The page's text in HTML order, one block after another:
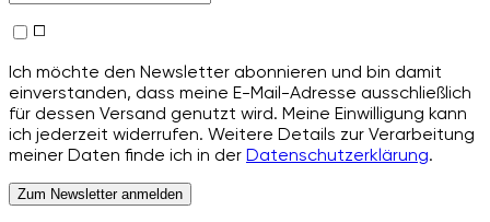
Ich möchte den Newsletter abonnieren und bin damit
einverstanden, dass meine E-Mail-Adresse ausschließlich
für dessen Versand genutzt wird. Meine Einwilligung kann
ich jederzeit widerrufen. Weitere Details zur Verarbeitung
meiner Daten finde ich in der Datenschutzerklärung.
Zum Newsletter anmelden